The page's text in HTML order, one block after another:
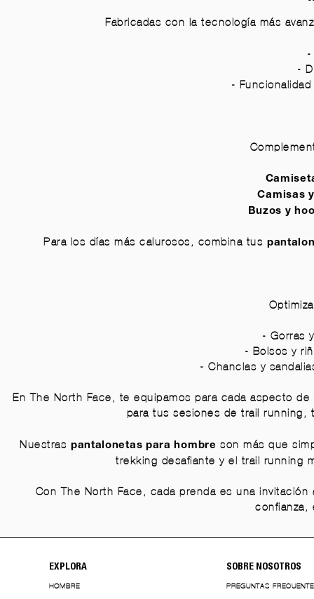
Fabricadas con la tecnología más
-
-
-
Camisas
Buzos y
Para los días más calurosos, combina tus
- Gorras
- Bolsos y
-Chanclas y
En The North Face, te equipamos para cada aspecto
para tus sesiones de trail
Nuestras pantalonetas para hombre son más que
trekking desafiante y el trail running
Con The North Face, cada prenda es una
confianza,
EXPLORA
HOMBRE
SOBRE NOSOTROS
PREGUNTAS